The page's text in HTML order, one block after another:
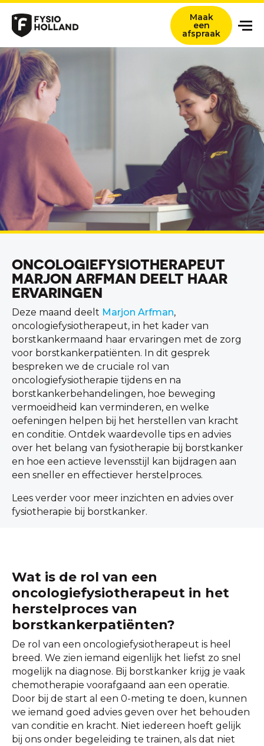
Onze zorg
Locaties
Nieuws en ervaringsverhalen
Over ons
Werken bij
Contact
Verwijzers
Maak
een
afspraak
ONCOLOGIEFYSIOTHERAPEUT
MARJON ARFMAN DEELT HAAR
ERVARINGEN
Deze maand deelt Marjon Arfman,
oncologiefysiotherapeut, in het kader van
borstkankermaand haar ervaringen met de zorg
voor borstkankerpatiënten. In dit gesprek
bespreken we de cruciale rol van
oncologiefysiotherapie tijdens en na
borstkankerbehandelingen, hoe beweging
vermoeidheid kan verminderen, en welke
oefeningen helpen bij het herstellen van kracht
en conditie. Ontdek waardevolle tips en advies
over het belang van fysiotherapie bij borstkanker
en hoe een actieve levensstijl kan bijdragen aan
een sneller en effectiever herstelproces.
Lees verder voor meer inzichten en advies over
fysiotherapie bij borstkanker.
Wat is de rol van een
oncologiefysiotherapeut in het
herstelproces van
borstkankerpatiënten?
De rol van een oncologiefysiotherapeut is heel
breed. We zien iemand eigenlijk het liefst zo snel
mogelijk na diagnose. Bij borstkanker krijg je vaak
chemotherapie voorafgaand aan een operatie.
Door bij de start al een 0-meting te doen, kunnen
we iemand goed advies geven over het behouden
van conditie en kracht. Niet iedereen hoeft gelijk
bij ons onder begeleiding te trainen, als dat niet